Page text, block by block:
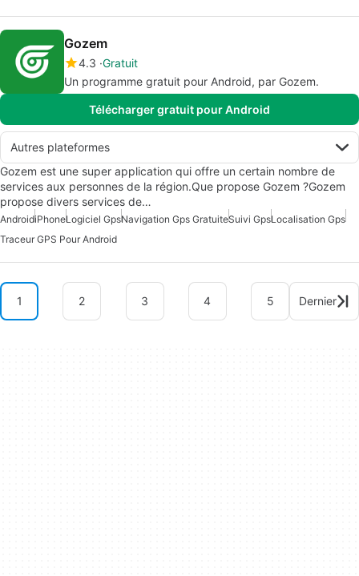
Gozem
4.3 Gratuit
Un programme gratuit pour Android, par Gozem.
Télécharger gratuit pour Android
Autres plateformes
Gozem est une super application qui offre un certain nombre de
services aux personnes de la région.Que propose Gozem ?Gozem
propose divers services de…
AndroidiPhoneLogiciel GpsNavigation Gps GratuiteSuivi GpsLocalisation Gps
Traceur GPS Pour Android
1 2 3 4 5 Dernier